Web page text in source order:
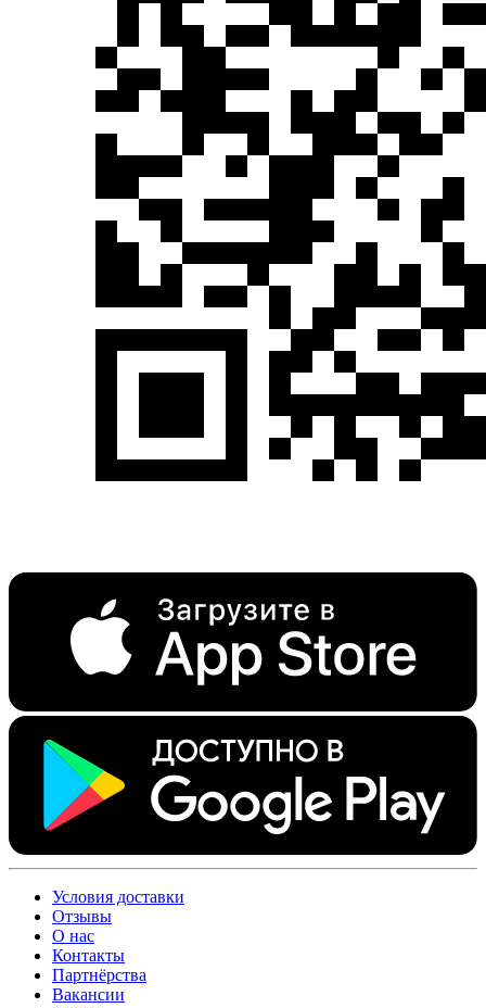
Условия доставки
Отзывы
О нас
Контакты
Партнёрства
Вакансии